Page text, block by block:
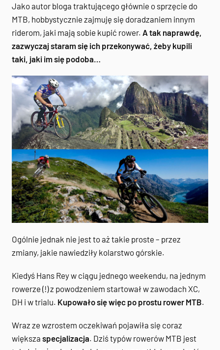
Jako autor bloga traktującego głównie o sprzęcie do
MTB, hobbystycznie zajmuję się doradzaniem innym
riderom, jaki mają sobie kupić rower. A tak naprawdę,
zazwyczaj staram się ich przekonywać, żeby kupili
taki, jaki im się podoba…
Ogólnie jednak nie jest to aż takie proste – przez
zmiany, jakie nawiedziły kolarstwo górskie.
Kiedyś Hans Rey w ciągu jednego weekendu, na jednym
rowerze (!) z powodzeniem startował w zawodach XC,
DH i w trialu. Kupowało się więc po prostu rower MTB.
Wraz ze wzrostem oczekiwań pojawiła się coraz
większa specjalizacja. Dziś typów rowerów MTB jest